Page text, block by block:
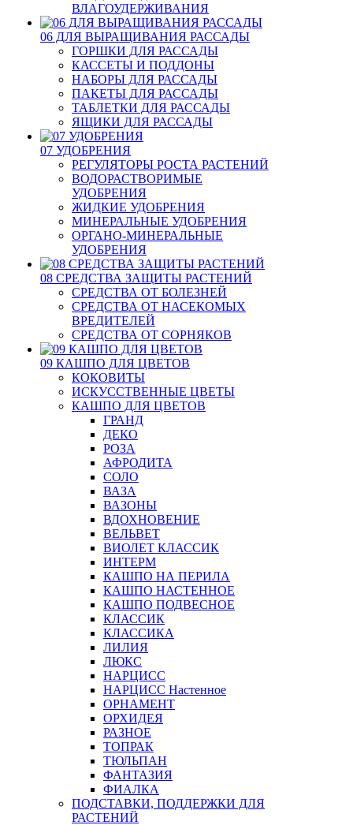
ВЛАГОУДЕРЖИВАНИЯ
06 ДЛЯ ВЫРАЩИВАНИЯ РАССАДЫ
ГОРШКИ ДЛЯ РАССАДЫ
КАССЕТЫ И ПОДДОНЫ
НАБОРЫ ДЛЯ РАССАДЫ
ПАКЕТЫ ДЛЯ РАССАДЫ
ТАБЛЕТКИ ДЛЯ РАССАДЫ
ЯЩИКИ ДЛЯ РАССАДЫ
07 УДОБРЕНИЯ
РЕГУЛЯТОРЫ РОСТА РАСТЕНИЙ
ВОДОРАСТВОРИМЫЕ
УДОБРЕНИЯ
ЖИДКИЕ УДОБРЕНИЯ
МИНЕРАЛЬНЫЕ УДОБРЕНИЯ
ОРГАНО-МИНЕРАЛЬНЫЕ
УДОБРЕНИЯ
08 СРЕДСТВА ЗАЩИТЫ РАСТЕНИЙ
СРЕДСТВА ОТ БОЛЕЗНЕЙ
СРЕДСТВА ОТ НАСЕКОМЫХ
ВРЕДИТЕЛЕЙ
СРЕДСТВА ОТ СОРНЯКОВ
09 КАШПО ДЛЯ ЦВЕТОВ
КОКОВИТЫ
ИСКУССТВЕННЫЕ ЦВЕТЫ
КАШПО ДЛЯ ЦВЕТОВ
ГРАНД
ДЕКО
РОЗА
АФРОДИТА
СОЛО
ВАЗА
ВАЗОНЫ
ВДОХНОВЕНИЕ
ВЕЛЬВЕТ
ВИОЛЕТ КЛАССИК
ИНТЕРМ
КАШПО НА ПЕРИЛА
КАШПО НАСТЕННОЕ
КАШПО ПОДВЕСНОЕ
КЛАССИК
КЛАССИКА
ЛИЛИЯ
ЛЮКС
НАРЦИСС
НАРЦИСС Настенное
ОРНАМЕНТ
ОРХИДЕЯ
РАЗНОЕ
ТОПРАК
ТЮЛЬПАН
ФАНТАЗИЯ
ФИАЛКА
ПОДСТАВКИ, ПОДДЕРЖКИ ДЛЯ
РАСТЕНИЙ